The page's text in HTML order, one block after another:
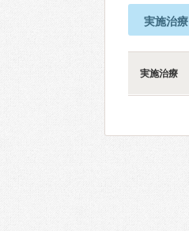
実施治療
実施治療